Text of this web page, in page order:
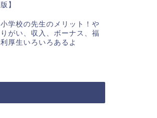
版】
小学校の先生のメリット！や
りがい、収入、ボーナス、福
利厚生いろいろあるよ